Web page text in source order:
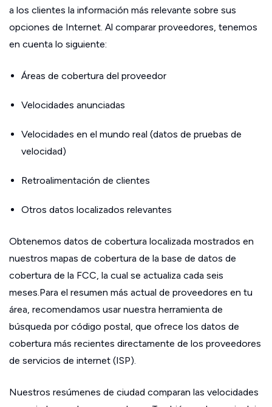
a los clientes la información más relevante sobre sus
opciones de Internet. Al comparar proveedores, tenemos
en cuenta lo siguiente:
Áreas de cobertura del proveedor
Velocidades anunciadas
Velocidades en el mundo real (datos de pruebas de
velocidad)
Retroalimentación de clientes
Otros datos localizados relevantes
Obtenemos datos de cobertura localizada mostrados en
nuestros mapas de cobertura de la base de datos de
cobertura de la FCC, la cual se actualiza cada seis
meses.Para el resumen más actual de proveedores en tu
área, recomendamos usar nuestra herramienta de
búsqueda por código postal, que ofrece los datos de
cobertura más recientes directamente de los proveedores
de servicios de internet (ISP).
Nuestros resúmenes de ciudad comparan las velocidades